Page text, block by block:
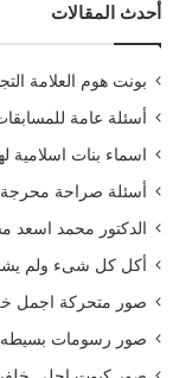
أحدث المقالات
بونت هوم العلامة
أسئلة عامة للمسابقات مع
اسماء بنات اسلامية
أسئلة صراحة محرجة
الدكتور محمد
أكل كل شىء ولم
صور متحركة اجمل
صور رسومات بسيطه